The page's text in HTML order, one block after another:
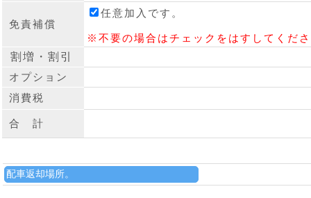
免責補償
任意加入です。
※不要の場合はチェックをはすしてくだ
オプション
消費税
合 計